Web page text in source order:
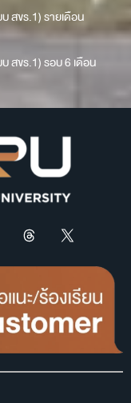
สขร.1) รายเดือน
สขร.1) รอบ 6 เดือน